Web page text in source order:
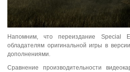
Напомним, что переиздание Special
обладателям оригинальной игры в
дополнениями.
Сравнение производительности